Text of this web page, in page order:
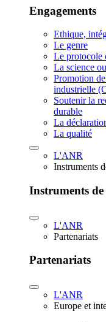
Engagements
Ethique,
Le genre
Le protocole
La science
Promotion
industrielle
Soutenir la
durable
La
La qualité
L'ANR
Instruments
Instruments
L'ANR
Partenariats
Partenariats
L'ANR
Europe et